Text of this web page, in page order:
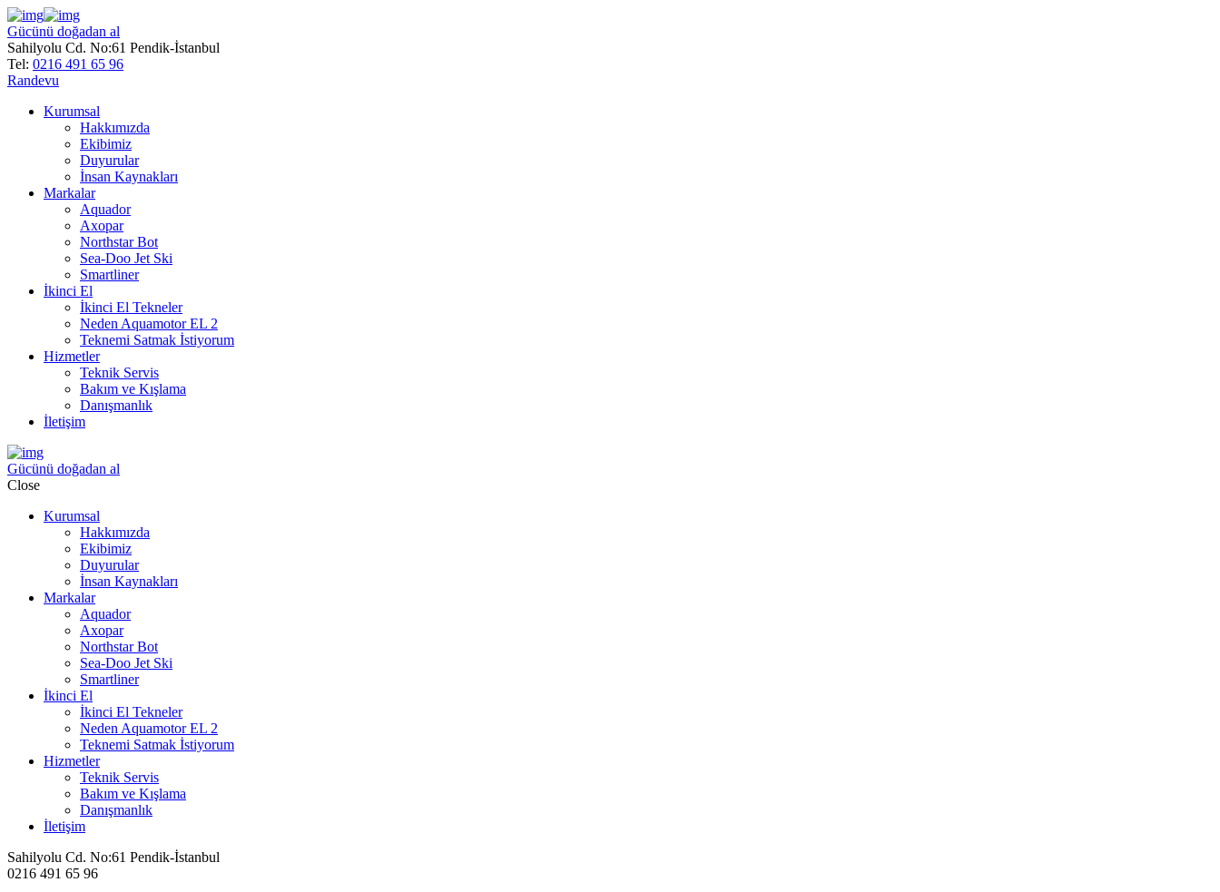
Gücünü doğadan al
Sahilyolu Cd. No:61 Pendik-İstanbul
Tel: 0216 491 65 96
Randevu
Kurumsal
Hakkımızda
Ekibimiz
Duyurular
İnsan Kaynakları
Markalar
Aquador
Axopar
Northstar Bot
Sea-Doo Jet Ski
Smartliner
İkinci El
İkinci El Tekneler
Neden Aquamotor EL 2
Teknemi Satmak İstiyorum
Hizmetler
Teknik Servis
Bakım ve Kışlama
Danışmanlık
İletişim
Gücünü doğadan al
Close
Kurumsal
Hakkımızda
Ekibimiz
Duyurular
İnsan Kaynakları
Markalar
Aquador
Axopar
Northstar Bot
Sea-Doo Jet Ski
Smartliner
İkinci El
İkinci El Tekneler
Neden Aquamotor EL 2
Teknemi Satmak İstiyorum
Hizmetler
Teknik Servis
Bakım ve Kışlama
Danışmanlık
İletişim
Sahilyolu Cd. No:61 Pendik-İstanbul
0216 491 65 96